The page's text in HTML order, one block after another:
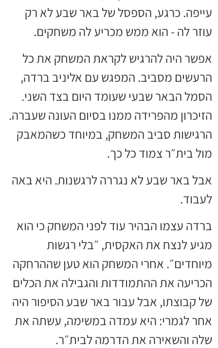
עייפה. כרגע, הספסל של באר שבע לא רק
עוזר לה - הוא ממש מכריע לה משחקים.
אפשר היה להרגיש לקראת המשחק את כל
הרעשים מסביב. המפגש עם אליניב ברדה,
הסמל הבאר שבעי שעומד היום בצד השני.
הזיכרון מהפרידה ממנו בסיום העונה שעברה.
הרגישות סביב המשחק, במיוחד כשהמאבק
מול בית״ר צמוד כל כך.
אבל באר שבע לא נגררה לרגשנות. היא באה
לעבוד.
ברדה עצמו הבהיר עוד לפני המשחק כי הוא
מגיע לנצח את האקסית, ״בלי רגשות
מיוחדים״. אחרי המשחק הוא טען שההרחקה
הכריעה את ההתמודדות והגבילה את הכלים
של קבוצתו, אבל עבור באר שבע הסיפור היה
אחר לגמרי: היא עמדה במשימה, עשתה את
שלה והשאירה את הדרמה לבית״ר.